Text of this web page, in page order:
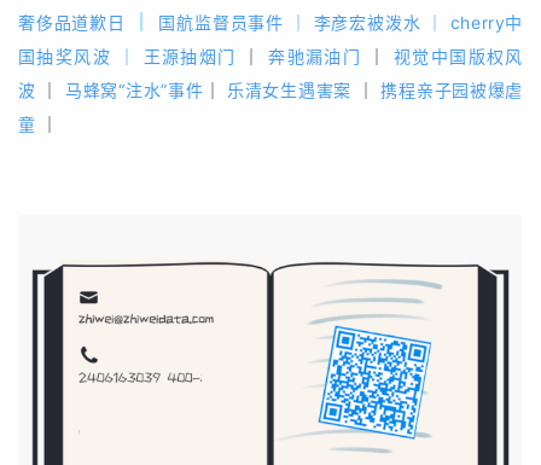
奢侈品道歉日 国航监督员事件 李彦宏被泼水
cherry中
国抽奖风波
王源抽烟门 奔驰漏油门
视觉中国版权风
波
马蜂窝“注水”事件 乐清女生遇害案 ｜携程亲子园被爆虐
童